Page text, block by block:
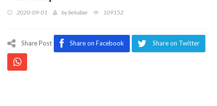
2020-09-01 bybekabar 109152
Share Post Share on Facebook Share on Twitter